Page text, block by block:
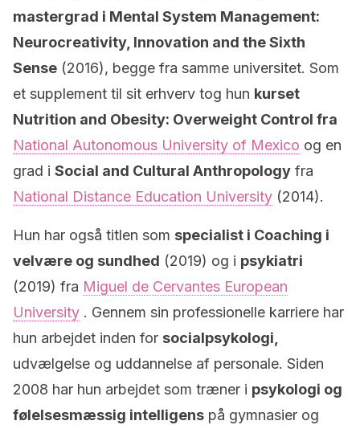
mastergrad i Mental System Management:
Neurocreativity, Innovation and the Sixth
Sense (2016), begge fra samme universitet. Som
et supplement til sit erhverv tog hun kurset
Nutrition and Obesity: Overweight Control fra
National Autonomous University of Mexico og en
grad i Social and Cultural Anthropology fra
National Distance Education University (2014).
Hun har også titlen som specialist i Coaching i
velvære og sundhed (2019) og i psykiatri
(2019) fra Miguel de Cervantes European
University . Gennem sin professionelle karriere har
hun arbejdet inden for socialpsykologi,
udvælgelse og uddannelse af personale. Siden
2008 har hun arbejdet som træner i psykologi og
følelsesmæssig intelligens på gymnasier og